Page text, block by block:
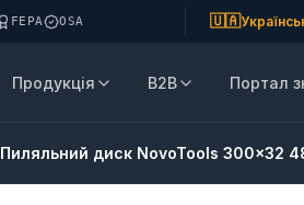
FEPA OSA 🇺🇦
Продукція B2B Портал
Пиляльний диск NovoTools 300×32